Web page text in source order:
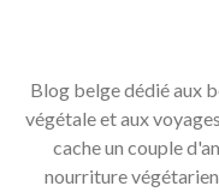
Blog belge dédié aux
végétale et aux
cache un couple
nourriture